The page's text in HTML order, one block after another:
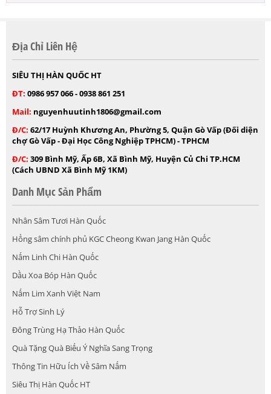
Địa Chỉ Liên Hệ
SIÊU THỊ HÀN QUỐC HT
ĐT: 0986 957 066 - 0938 861 251
Mail: nguyenhuutinh1806@gmail.com
Đ/C: 62/17 Huỳnh Khương An, Phường 5, Quận Gò Vấp (Đối diện
chợ Gò Vấp - Đại Học Công Nghiệp TPHCM) - TPHCM
Đ/C: 309 Bình Mỹ, Ấp 6B, Xã Bình Mỹ, Huyện Củ Chi TP.HCM
(Cách UBND Xã Bình Mỹ 1KM)
Danh Mục Sản Phẩm
Nhân Sâm Tươi Hàn Quốc
Hồng sâm chính phủ KGC Cheong Kwan Jang Hàn Quốc
Nấm Linh Chi Hàn Quốc
Dầu Xoa Bóp Hàn Quốc
Nấm Lim Xanh Việt Nam
Hỗ Trợ Sinh Lý
Đông Trùng Hạ Thảo Hàn Quốc
Quà Tặng Quà Biếu Ý Nghĩa Sang Trọng
Thông Tin Hữu Ích Về Sâm Nấm
Siêu Thị Hàn Quốc HT